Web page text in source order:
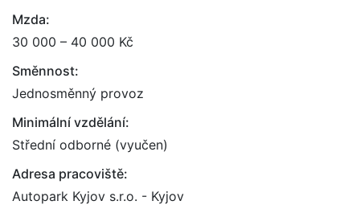
Mzda:
30 000 – 40 000 Kč
Směnnost:
Jednosměnný provoz
Minimální vzdělání:
Střední odborné (vyučen)
Adresa pracoviště:
Autopark Kyjov s.r.o. - Kyjov